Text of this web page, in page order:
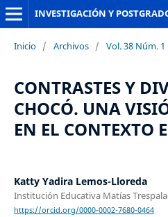
INVESTIGACIÓN Y
Inicio / Archivos / Vol. 38 Núm.
CONTRASTES Y
CHOCÓ. UNA
EN EL CONTEXTO
Katty Yadira Lemos-Lloreda
Institución Educativa Matías
https://orcid.org/0000-0002-7680-0464